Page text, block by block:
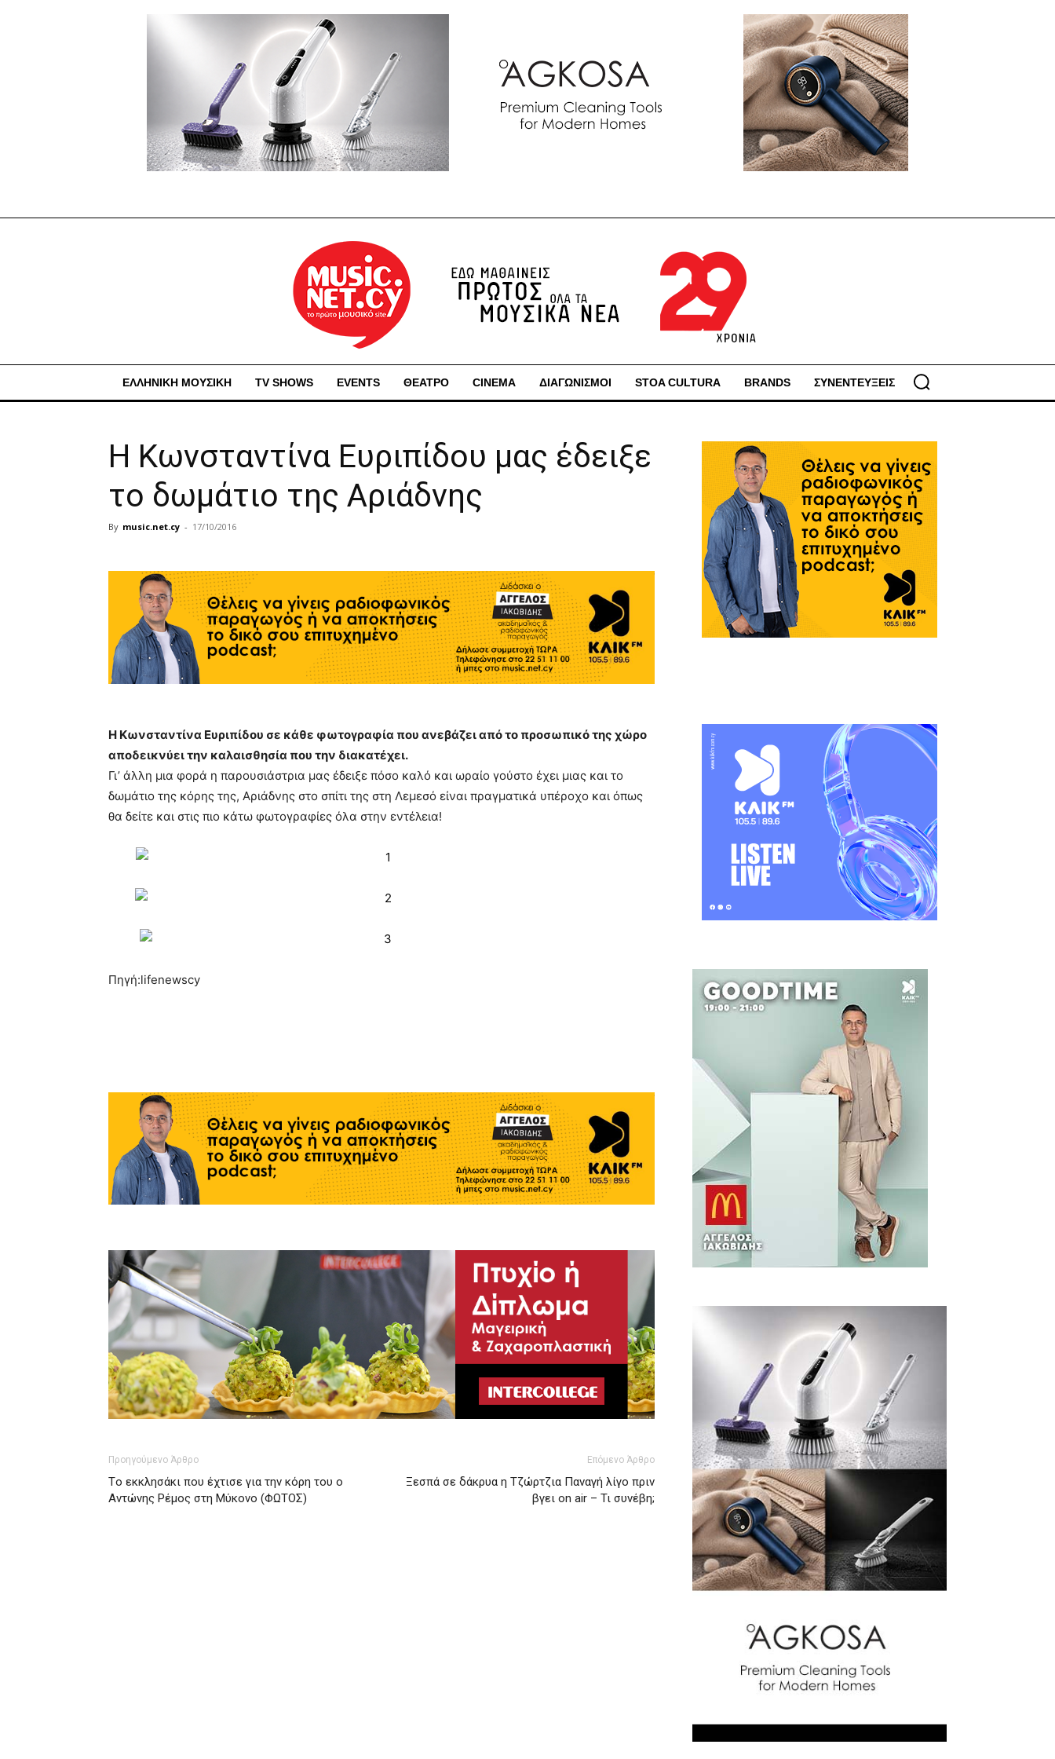
ΕΛΛΗΝΙΚΗ ΜΟΥΣΙΚΗ TV SHOWS EVENTS ΘΕΑΤΡΟ CINEMA ΔΙΑΓΩΝΙΣΜΟΙ STOA CULTURA BRANDS ΣΥΝΕΝΤΕΥΞΕΙΣ
Η Κωνσταντίνα Ευριπίδου μας έδειξε
το δωμάτιο της Αριάδνης
By music.net.cy - 17/10/2016
Η Κωνσταντίνα Ευριπίδου σε κάθε φωτογραφία που ανεβάζει από το προσωπικό της χώρο
αποδεικνύει την καλαισθησία που την διακατέχει.
Γι’ άλλη μια φορά η παρουσιάστρια μας έδειξε πόσο καλό και ωραίο γούστο έχει μιας και το
δωμάτιο της κόρης της, Αριάδνης στο σπίτι της στη Λεμεσό είναι πραγματικά υπέροχο και όπως
θα δείτε και στις πιο κάτω φωτογραφίες όλα στην εντέλεια!
Πηγή:lifenewscy
Προηγούμενο Άρθρο
Tο εκκλησάκι που έχτισε για την κόρη του ο
Αντώνης Ρέμος στη Μύκονο (ΦΩΤΟΣ)
Επόμενο Άρθρο
Ξεσπά σε δάκρυα η Τζώρτζια Παναγή λίγο πριν
βγει on air – Τι συνέβη;